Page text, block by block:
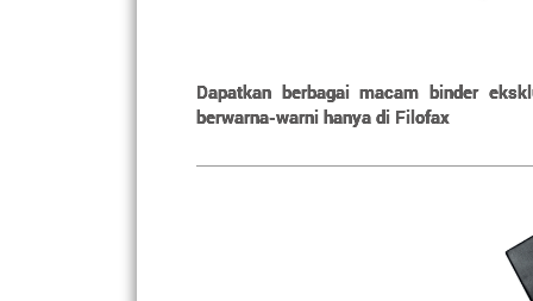
Dapatkan berbagai macam binder
berwarna-warni hanya di Filofax